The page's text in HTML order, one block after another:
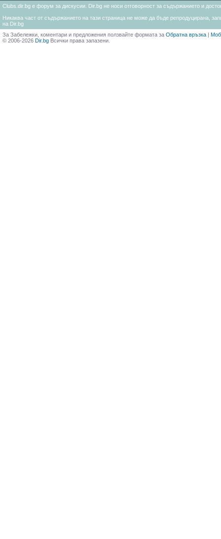
Clubs.dir.bg е форум за дискусии. Dir.bg не носи отговорност за съдържанието и
Никаква част от съдържанието на тази страница не може да бъде репродуцирана,
на Dir.bg
За Забележки, коментари и предложения ползвайте формата за Обратна връзка |
© 2006-2026 Dir.bg Всички права запазени.